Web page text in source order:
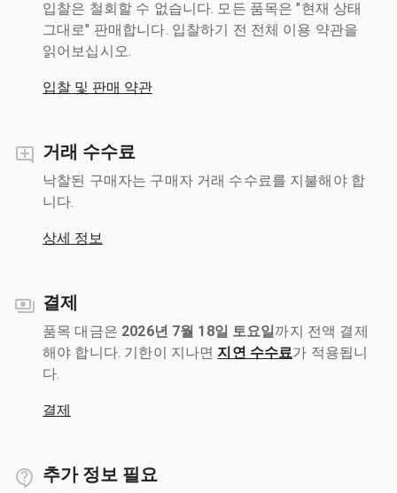
입찰은 철회할 수 없습니다. 모든 품목은 "현재 상태
그대로" 판매합니다. 입찰하기 전 전체 이용 약관을
읽어보십시오.
입찰 및 판매 약관
거래 수수료
낙찰된 구매자는 구매자 거래 수수료를 지불해야 합
니다.
상세 정보
결제
품목 대금은 2026년 7월 18일 토요일까지 전액 결제
해야 합니다. 기한이 지나면 지연 수수료가 적용됩니
다.
결제
추가 정보 필요